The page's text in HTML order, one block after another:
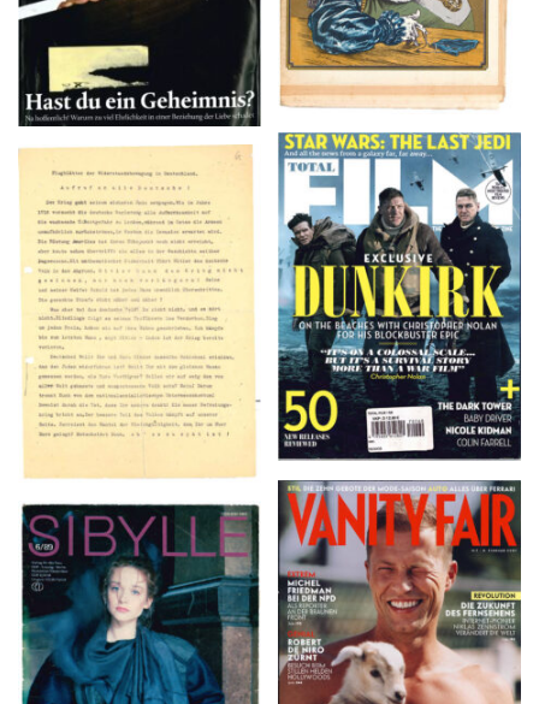
TOTAL FILM #260 –
SUMMER 2017
Flugblätter der Weissen
Rose – V, Januar 1943
VANITY FAIR – Nr. 7 –
8. Februar 2007
SIBYLLE 6/89